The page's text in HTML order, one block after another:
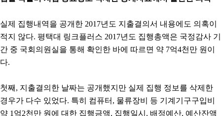
실제 집행내역을 공개한 2017년도 지출결의서 내용에도 의혹이
적지 않다. 평택대 링크플러스 2017년도 집행총액은 국정감사 기
간 중 국회의원실을 통해 확인한 바에 따르면 약 7억4천만 원이
다.
첫째, 지출결의한 날짜는 공개했지만 실제 집행 정보를 삭제한
경우가 다수 있었다. 특히 컴퓨터, 물류장비 등 기계기구구입비
약 1억2천만 원에 대한 집행금액, 집행일시, 배정예산, 예산잔액